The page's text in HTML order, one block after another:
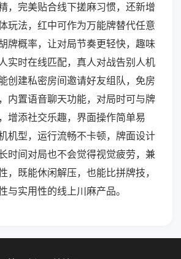
，完美贴合线下搓麻习惯，还新增
玩法，红中可作为万能牌替代任意
牌概率，让对局节奏更轻快，趣味
实时在线匹配，真人对战告别人机
创建私密房间邀请好友组队，免房
内置语音聊天功能，对局时可与牌
增添社交乐趣，界面操作简单易
机型，运行流畅不卡顿，牌面设计
时间对局也不会觉得视觉疲劳，兼
，既能休闲解压，也能比拼牌技，
与实用性的线上川麻产品。